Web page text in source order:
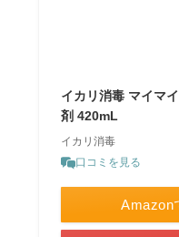
イカリ消毒 マイマ
剤 420mL
イカリ消毒
口コミを見る
Amazon